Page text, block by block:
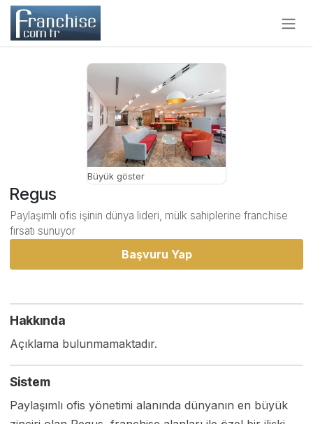
Skip to Content
Büyük göster
Regus
Paylaşımlı ofis işinin dünya lideri, mülk sahiplerine franchise
fırsatı sunuyor
Başvuru Yap
Hakkında
Açıklama bulunmamaktadır.
Sistem
Paylaşımlı ofis yönetimi alanında dünyanın en büyük